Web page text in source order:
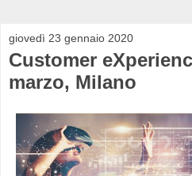
giovedì 23 gennaio 2020
Customer
marzo, Milano